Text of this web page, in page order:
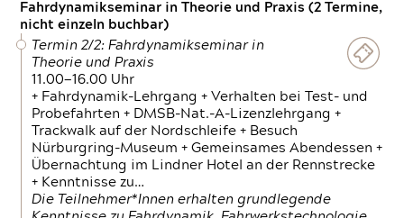
Fahrdynamikseminar in Theorie und Praxis (2 Termine,
nicht einzeln buchbar)
Termin 2/2: Fahrdynamikseminar in
Theorie und Praxis
11.00—16.00 Uhr
+ Fahrdynamik-Lehrgang + Verhalten bei Test- und
Probefahrten + DMSB-Nat.-A-Lizenzlehrgang +
Trackwalk auf der Nordschleife + Besuch
Nürburgring-Museum + Gemeinsames Abendessen +
Übernachtung im Lindner Hotel an der Rennstrecke
+ Kenntnisse zu…
Die Teilnehmer*Innen erhalten grundlegende